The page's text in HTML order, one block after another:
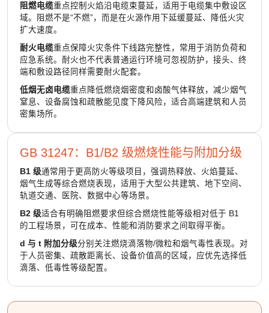
阻燃电缆重点控制火焰沿电缆束蔓延，适用于电缆集中敷设区
域。阻燃不是“不燃”，而是在火源作用下延缓蔓延、降低火灾
扩大速度。
耐火电缆重点保障火灾条件下线路完整性，常用于消防负荷和
应急系统。耐火也不代表普通运行环境可忽视防护，接头、终
端和敷设路径同样需要耐火配套。
低烟无卤电缆重点降低燃烧烟密度和卤酸气体释放，减少烟气
窒息、设备腐蚀和疏散能见度下降风险，适合高端建筑和人员
密集场所。
GB 31247：B1/B2 级燃烧性能与附加分级
B1 级通常用于更高防火等级项目，强调热释放、火焰蔓延、
烟气生成等综合燃烧表现，适用于大型公共建筑、地下空间、
轨道交通、医院、数据中心等场景。
B2 级适合有明确阻燃要求但综合燃烧性能等级相对低于 B1
的工程场景，可在成本、性能和消防要求之间取得平衡。
d 与 t 附加分级分别关注燃烧滴落物/微粒和烟气毒性表现。对
于人员密集、疏散距离长、设备价值高的区域，应优先选择低
滴落、低毒性等级配置。